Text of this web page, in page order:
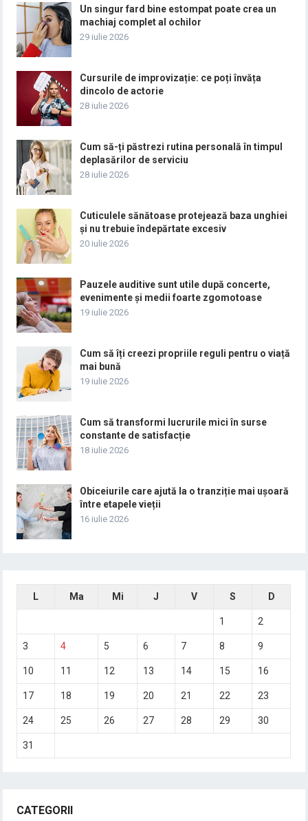
Un singur fard bine estompat poate crea un
machiaj complet al ochilor
29 iulie 2026
Cursurile de improvizație: ce poți învăța
dincolo de actorie
28 iulie 2026
Cum să-ți păstrezi rutina personală în timpul
deplasărilor de serviciu
28 iulie 2026
Cuticulele sănătoase protejează baza unghiei
și nu trebuie îndepărtate excesiv
20 iulie 2026
Pauzele auditive sunt utile după concerte,
evenimente și medii foarte zgomotoase
19 iulie 2026
Cum să îți creezi propriile reguli pentru o viață
mai bună
19 iulie 2026
Cum să transformi lucrurile mici în surse
constante de satisfacție
18 iulie 2026
Obiceiurile care ajută la o tranziție mai ușoară
între etapele vieții
16 iulie 2026
L Ma Mi J V S D
1 2
3 4 5 6 7 8 9
10 11 12 13 14 15 16
17 18 19 20 21 22 23
24 25 26 27 28 29 30
31
CATEGORII